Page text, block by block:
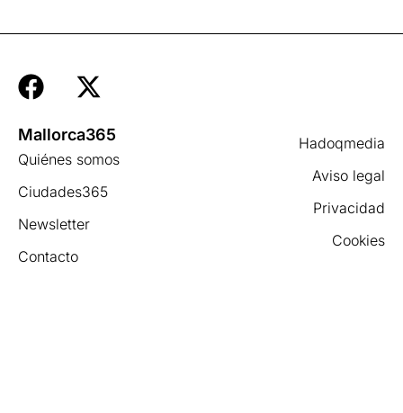
Hadoqmedia
Aviso legal
Privacidad
Cookies
Mallorca365
Quiénes somos
Ciudades365
Newsletter
Contacto